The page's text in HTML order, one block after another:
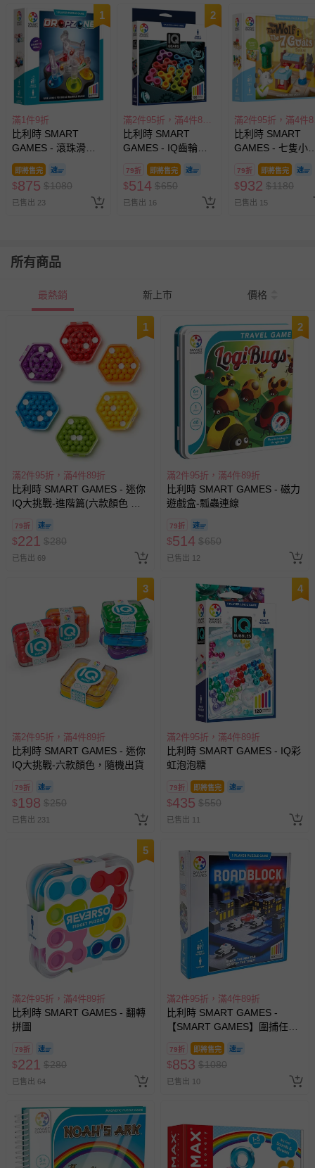
1
滿1件9折
比利時 SMART
GAMES - 滾珠滑水
道
即將售完
$875 $1080
已售出 23
2
滿2件95折，滿4件89折
比利時 SMART
GAMES - IQ齒輪大
79折 即將售完
$514 $650
已售出 16
比利時 SMART
GAMES - 七隻小
歲以上
79折 即將售完
$932 $1180
已售出 15
所有商品
最熱銷 新上市 價格
1
滿2件95折，滿4件89折
比利時 SMART GAMES - 迷你
IQ大挑戰-進階篇(六款顏色 隨
79折
$221 $280
已售出 69
2
滿2件95折，滿4件89折
比利時 SMART GAMES - 磁力
遊戲盒-瓢蟲連線
79折
$514 $650
已售出 12
3
滿2件95折，滿4件89折
比利時 SMART GAMES - 迷你
IQ大挑戰-六款顏色，隨機出貨
79折
$198 $250
已售出 231
4
滿2件95折，滿4件89折
比利時 SMART GAMES - IQ彩
虹泡泡糖
79折 即將售完
$435 $550
已售出 11
5
滿2件95折，滿4件89折
比利時 SMART GAMES - 翻轉
拼圖
79折
$221 $280
已售出 64
滿2件95折，滿4件89折
比利時 SMART GAMES -
【SMART GAMES】圍捕任務-
警車大追擊
79折 即將售完
$853 $1080
已售出 10